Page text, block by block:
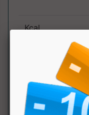
Kcal
di cui saturi
Carboidrati